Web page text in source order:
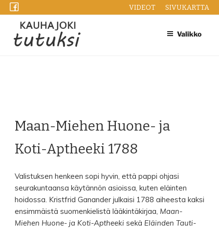
Siirry
sisältöön
VIDEOT SIVUKARTTA
Valikko
Maan-Miehen Huone- ja
Koti-Aptheeki 1788
Valistuksen henkeen sopi hyvin, että pappi ohjasi
seurakuntaansa käytännön asioissa, kuten eläinten
hoidossa. Kristfrid Ganander julkaisi 1788 aiheesta kaksi
ensimmäistä suomenkielistä lääkintäkirjaa, Maan-
Miehen Huone- ja Koti-Aptheeki sekä Eläinden Tauti-